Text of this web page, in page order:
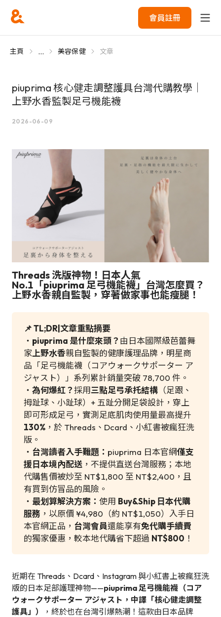
會員註冊
主頁 ... 美容保健 文章
piuprima 核心健走調整護具台灣代購教學｜
上野水香監製足弓機能襪
2026-06-09
Threads 洗版神物！日本人氣
No.1「piuprima 足弓機能襪」台灣怎麼買？
上野水香親自監製，穿著做家事也能瘦腿！
📌 TL;DR|文章重點摘要
・ piuprima 是什麼來頭？ 由日本國際級芭蕾舞
家上野水香親自監製的健康護理品牌，明星商
品「足弓機能襪（コアウォークサポーター ア
ジャスト）」系列累計銷量突破 78,700 件。
・ 為何爆紅？採用三點足弓承托結構 （足跟、
拇趾球、小趾球）+ 五趾分開足袋設計，穿上
即可形成足弓，實測足底肌肉使用量最高提升
130% ，於 Threads、Dcard、小紅書被瘋狂洗
版。
・ 台灣讀者入手難題： piuprima 日本官網僅支
援日本境內配送 ，不提供直送台灣服務；本地
代購售價被炒至 NT$1,800 至 NT$2,400，且
有買到仿冒品的風險。
・ 最划算解決方案： 使用 Buy&Ship 日本代購
服務 ，以原價 ¥4,980（約 NT$1,050）入手日
本官網正品， 台灣會員還能享有免代購手續費
的獨家優惠，較本地代購省下超過 NT$800 ！
近期在 Threads、Dcard、Instagram 與小紅書上被瘋狂洗
版的日本足部護理神物——piuprima 足弓機能襪（コア
ウォークサポーター アジャスト，中譯「核心健走調整
護具」）
，終於也在台灣引爆熱潮！這款由日本品牌